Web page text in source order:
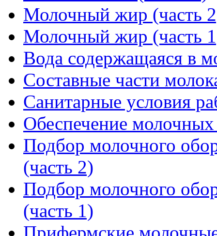
Молочный жир (часть
Молочный жир (часть
Вода содержащаяся в
Составные части
Санитарные условия
Обеспечение
Подбор молочного
(часть 2)
Подбор молочного
(часть 1)